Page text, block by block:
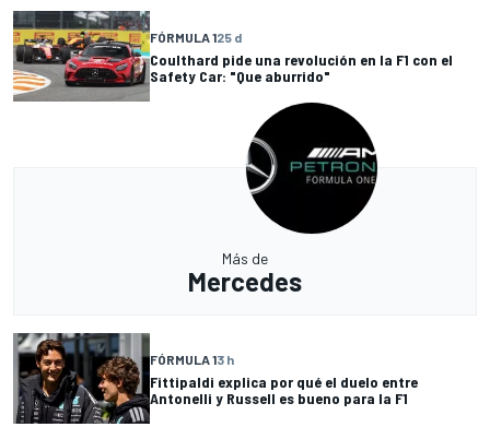
FÓRMULA 125 d
Coulthard pide una revolución en la F1 con el
Safety Car: "Que aburrido"
Más de
Mercedes
FÓRMULA 13 h
Fittipaldi explica por qué el duelo entre
Antonelli y Russell es bueno para la F1